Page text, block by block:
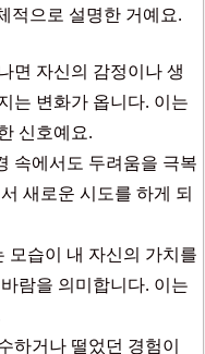
적으로 설명한 거예요.
면 자신의 감정이나 생
는 변화가 옵니다. 이는
신호예요.
속에서도 두려움을 극복
새로운 시도를 하게 되
모습이 내 자신의 가치를
람을 의미합니다. 이는
하거나 떨었던 경험이